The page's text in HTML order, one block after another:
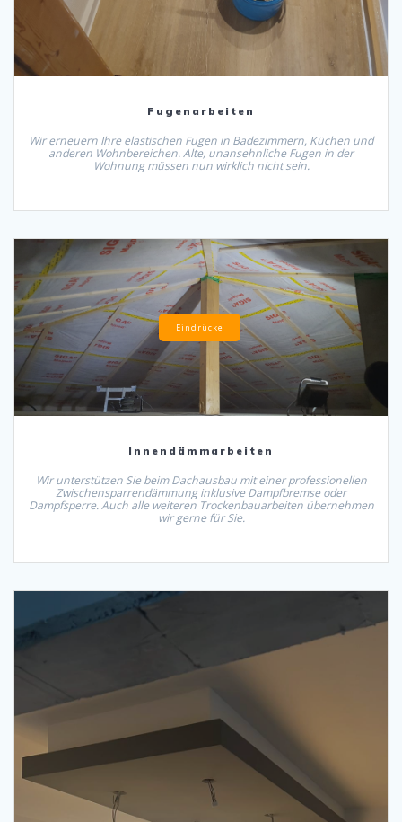
Fugenarbeiten
Wir erneuern Ihre elastischen Fugen in Badezimmern, Küchen und
anderen Wohnbereichen. Alte, unansehnliche Fugen in der
Wohnung müssen nun wirklich nicht sein.
Eindrücke
Innendämmarbeiten
Wir unterstützen Sie beim Dachausbau mit einer professionellen
Zwischensparrendämmung inklusive Dampfbremse oder
Dampfsperre. Auch alle weiteren Trockenbauarbeiten übernehmen
wir gerne für Sie.